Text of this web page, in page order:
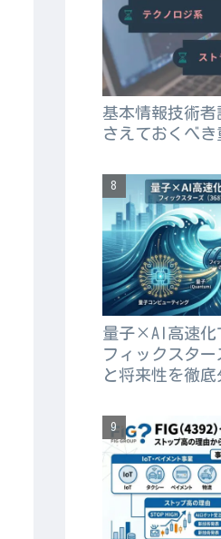
基本情報技術
さえておくべ
量子×AI高速化
フィックスター
と将来性を徹底